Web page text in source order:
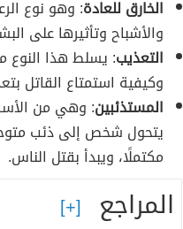
الخارق للعادة: وهو نوع
والأشباح وتأثيرها على
التعذيب: يسلط هذا النوع
وكيفية استمتاع القاتل
المستذئبين: وهي من
يتحول شخص إلى ذئب
مكتملًا، ويبدأ بقتل الناس.
المراجع